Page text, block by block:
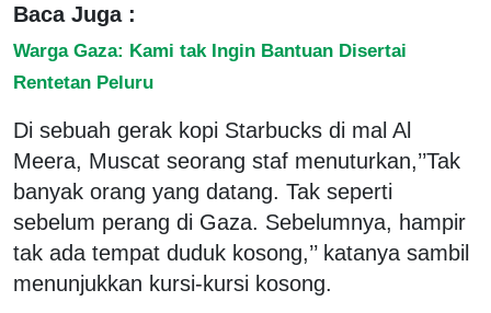
Baca Juga :
Warga Gaza: Kami tak Ingin Bantuan Disertai
Rentetan Peluru
Di sebuah gerak kopi Starbucks di mal Al
Meera, Muscat seorang staf menuturkan,’’Tak
banyak orang yang datang. Tak seperti
sebelum perang di Gaza. Sebelumnya, hampir
tak ada tempat duduk kosong,’’ katanya sambil
menunjukkan kursi-kursi kosong.